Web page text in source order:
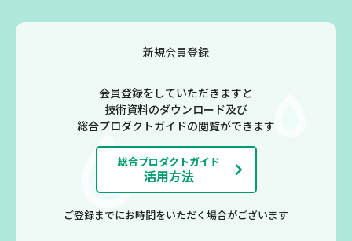
新規会員登録
会員登録をしていただきますと
技術資料のダウンロード及び
総合プロダクトガイドの閲覧ができます
総合プロダクトガイド
活用方法
ご登録までにお時間をいただく場合がございます